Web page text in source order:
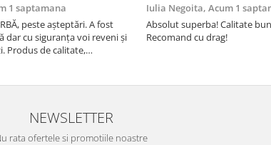
1 saptamana
peste așteptări. A fost
dar cu siguranța voi reveni și
Produs de calitate,
Iulia Negoita, Acum 1
Absolut superba! Calitate
Recomand cu drag!
NEWSLETTER
rata ofertele si promotiile noastre